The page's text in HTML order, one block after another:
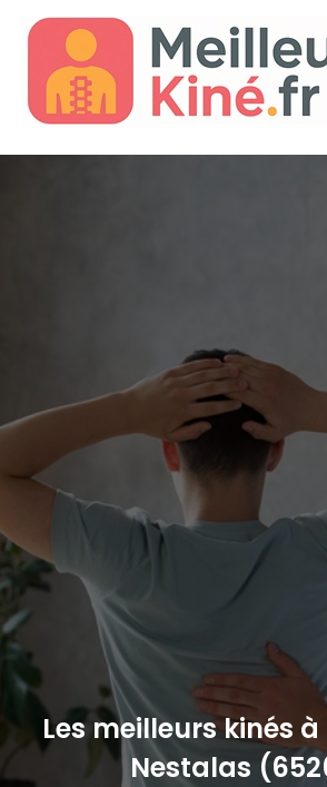
Les meilleurs kinés
Nestalas